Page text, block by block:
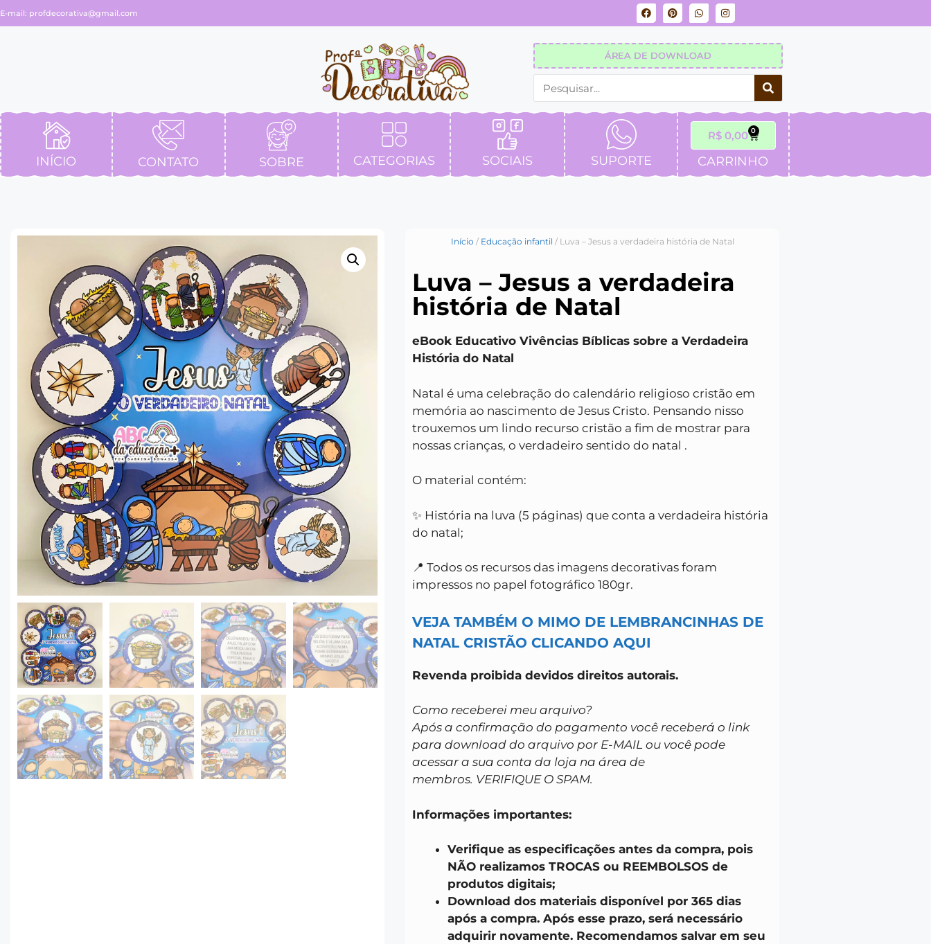
E-mail: profdecorativa@gmail.com
ÁREA DE DOWNLOAD
INÍCIO CONTATO SOBRE CATEGORIAS SOCIAIS SUPORTE
R$0,00 0
CARRINHO
Início / Educação infantil / Luva – Jesus a verdadeira história de Natal
Luva – Jesus a verdadeira
história de Natal
eBook Educativo Vivências Bíblicas sobre a Verdadeira
História do Natal
Natal é uma celebração do calendário religioso cristão em
memória ao nascimento de Jesus Cristo. Pensando nisso
trouxemos um lindo recurso cristão a fim de mostrar para
nossas crianças, o verdadeiro sentido do natal .
O material contém:
✨ História na luva (5 páginas) que conta a verdadeira história
do natal;
📍 Todos os recursos das imagens decorativas foram
impressos no papel fotográfico 180gr.
VEJA TAMBÉM O MIMO DE LEMBRANCINHAS DE
NATAL CRISTÃO CLICANDO AQUI
Revenda proibida devidos direitos autorais.
Como receberei meu arquivo?
Após a confirmação do pagamento você receberá o link
para download do arquivo por E-MAIL ou você pode
acessar a sua conta da loja na área de
membros. VERIFIQUE O SPAM.
Informações importantes:
Verifique as especificações antes da compra, pois
NÃO realizamos TROCAS ou REEMBOLSOS de
produtos digitais;
Download dos materiais disponível por 365 dias
após a compra. Após esse prazo, será necessário
adquirir novamente. Recomendamos salvar em seu